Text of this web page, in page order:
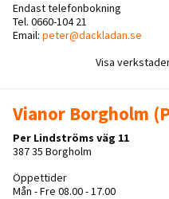
Endast telefonbokning
Tel. 0660-104 21
Email: peter@dackladan.se
Visa
Vianor Borgholm
Per Lindströms väg 11
387 35 Borgholm
Öppettider
Mån - Fre 08.00 - 17.00